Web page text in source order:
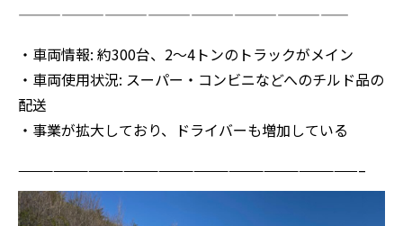
———————————————————————
・車両情報: 約300台、2〜4トンのトラックがメイン
・車両使用状況: スーパー・コンビニなどへのチルド品の
配送
・事業が拡大しており、ドライバーも増加している
—————————————————————————————–